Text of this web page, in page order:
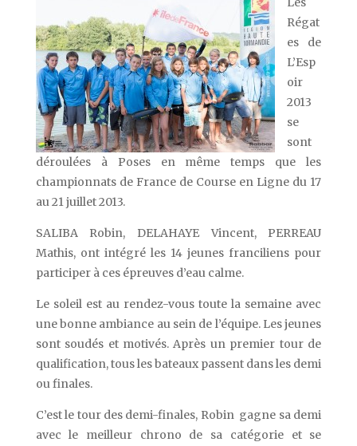
Régat
es de
L’Esp
oir
2013
se
sont
déroulées à Poses en même temps que les
championnats de France de Course en Ligne du 17
au 21 juillet 2013.
SALIBA Robin, DELAHAYE Vincent, PERREAU
Mathis, ont intégré les 14 jeunes franciliens pour
participer à ces épreuves d’eau calme.
Le soleil est au rendez-vous toute la semaine avec
une bonne ambiance au sein de l’équipe. Les jeunes
sont soudés et motivés. Après un premier tour de
qualification, tous les bateaux passent dans les demi
ou finales.
C’est le tour des demi-finales, Robin gagne sa demi
avec le meilleur chrono de sa catégorie et se